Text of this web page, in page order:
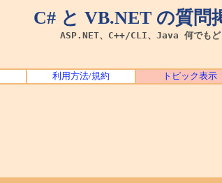
C# と VB.NET の質問
ASP.NET、C++/CLI、Java 何でもど
利用方法/規約 トピック表示